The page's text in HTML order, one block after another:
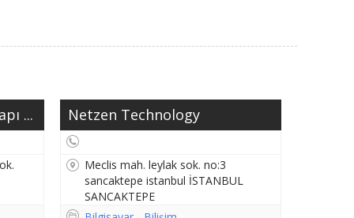
... Netzen Technology
Meclis mah. leylak sok. no:3
sancaktepe istanbul İSTANBUL
SANCAKTEPE